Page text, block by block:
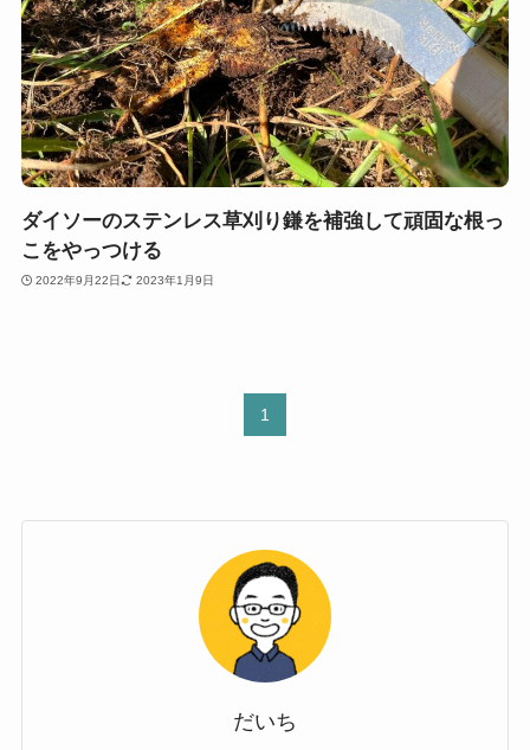
ダイソーのステンレス草刈り鎌を補強して頑固な根っ
こをやっつける
2022年9月22日 2023年1月9日
1
だいち